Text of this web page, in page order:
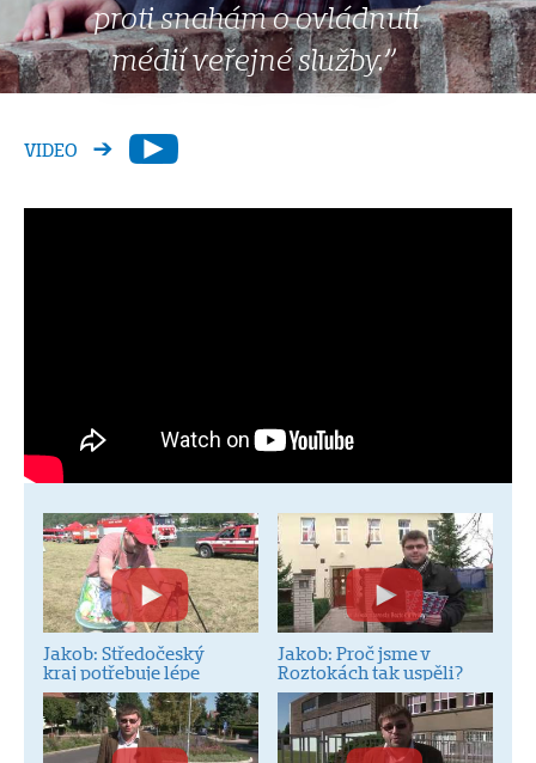
proti snahám o ovládnutí
médií veřejné služby.”
VIDEO
Jakob: Středočeský
kraj potřebuje lépe
investovat
Jakob: Proč jsme v
Roztokách tak uspěli?